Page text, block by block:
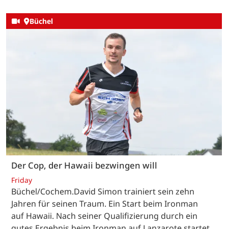
Büchel
Der Cop, der Hawaii bezwingen will
Friday
Büchel/Cochem.David Simon trainiert sein zehn
Jahren für seinen Traum. Ein Start beim Ironman
auf Hawaii. Nach seiner Qualifizierung durch ein